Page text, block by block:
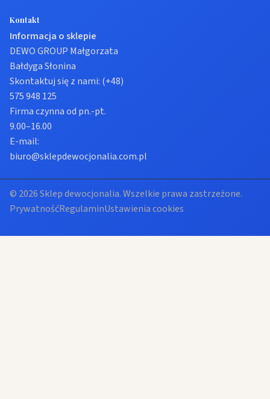
Kontakt
Informacja o sklepie
DEWO GROUP Małgorzata
Bałdyga Słonina
Skontaktuj się z nami: (+48)
575 948 125
Firma czynna od pn.-pt.
9.00–16.00
E-mail:
biuro@sklepdewocjonalia.com.pl
© 2026 Sklep dewocjonalia. Wszelkie prawa zastrzeżone.
PrywatnośćRegulaminUstawienia cookies